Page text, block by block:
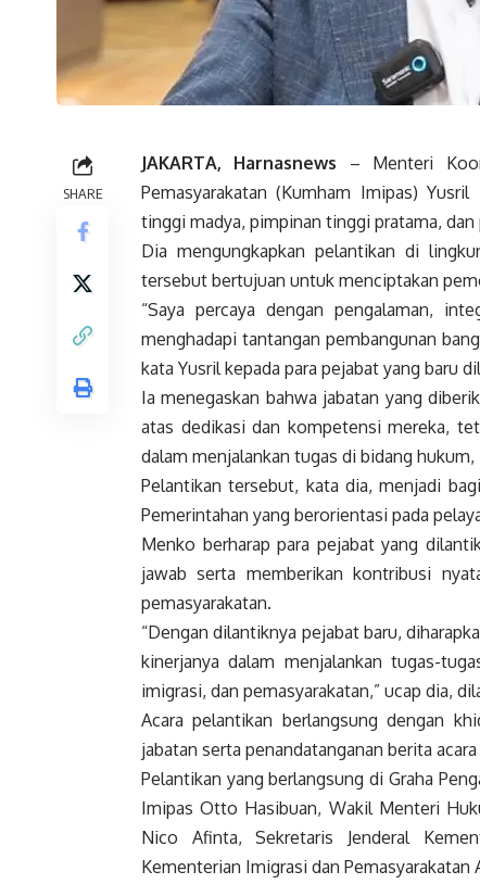
SHARE
JAKARTA, Harnasnews – Menteri
Pemasyarakatan (Kumham Imipas)
tinggi madya, pimpinan tinggi pratama, dan
Dia mengungkapkan pelantikan di
tersebut bertujuan untuk menciptakan
“Saya percaya dengan pengalaman,
menghadapi tantangan pembangunan
kata Yusril kepada para pejabat yang baru
Ia menegaskan bahwa jabatan yang
atas dedikasi dan kompetensi mereka,
dalam menjalankan tugas di bidang
Pelantikan tersebut, kata dia, menjadi
Pemerintahan yang berorientasi pada
Menko berharap para pejabat yang
jawab serta memberikan kontribusi
pemasyarakatan.
“Dengan dilantiknya pejabat baru,
kinerjanya dalam menjalankan tugas-
imigrasi, dan pemasyarakatan,” ucap dia,
Acara pelantikan berlangsung dengan
jabatan serta penandatanganan berita
Pelantikan yang berlangsung di Graha
Imipas Otto Hasibuan, Wakil Menteri
Nico Afinta, Sekretaris Jenderal
Kementerian Imigrasi dan Pemasyarakatan